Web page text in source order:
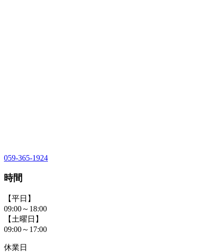
059-365-1924
時間
【平日】
09:00～18:00
【土曜日】
09:00～17:00
休業日